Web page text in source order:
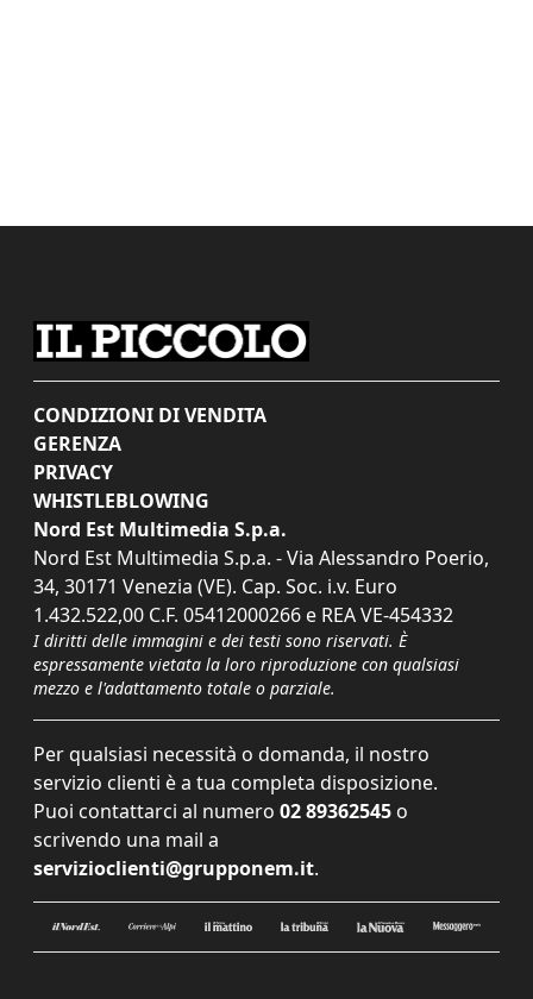
CONDIZIONI DI VENDITA
GERENZA
PRIVACY
WHISTLEBLOWING
Nord Est Multimedia S.p.a.
Nord Est Multimedia S.p.a. - Via Alessandro Poerio,
34, 30171 Venezia (VE). Cap. Soc. i.v. Euro
1.432.522,00 C.F. 05412000266 e REA VE-454332
I diritti delle immagini e dei testi sono riservati. È
espressamente vietata la loro riproduzione con qualsiasi
mezzo e l'adattamento totale o parziale.
Per qualsiasi necessità o domanda, il nostro
servizio clienti è a tua completa disposizione.
Puoi contattarci al numero 02 89362545 o
scrivendo una mail a
servizioclienti@grupponem.it.